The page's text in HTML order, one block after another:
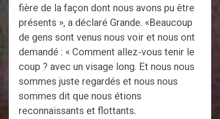
fière de la façon dont nous avons pu être
présents », a déclaré Grande. «Beaucoup
de gens sont venus nous voir et nous ont
demandé : « Comment allez-vous tenir le
coup ? avec un visage long. Et nous nous
sommes juste regardés et nous nous
sommes dit que nous étions
reconnaissants et flottants.